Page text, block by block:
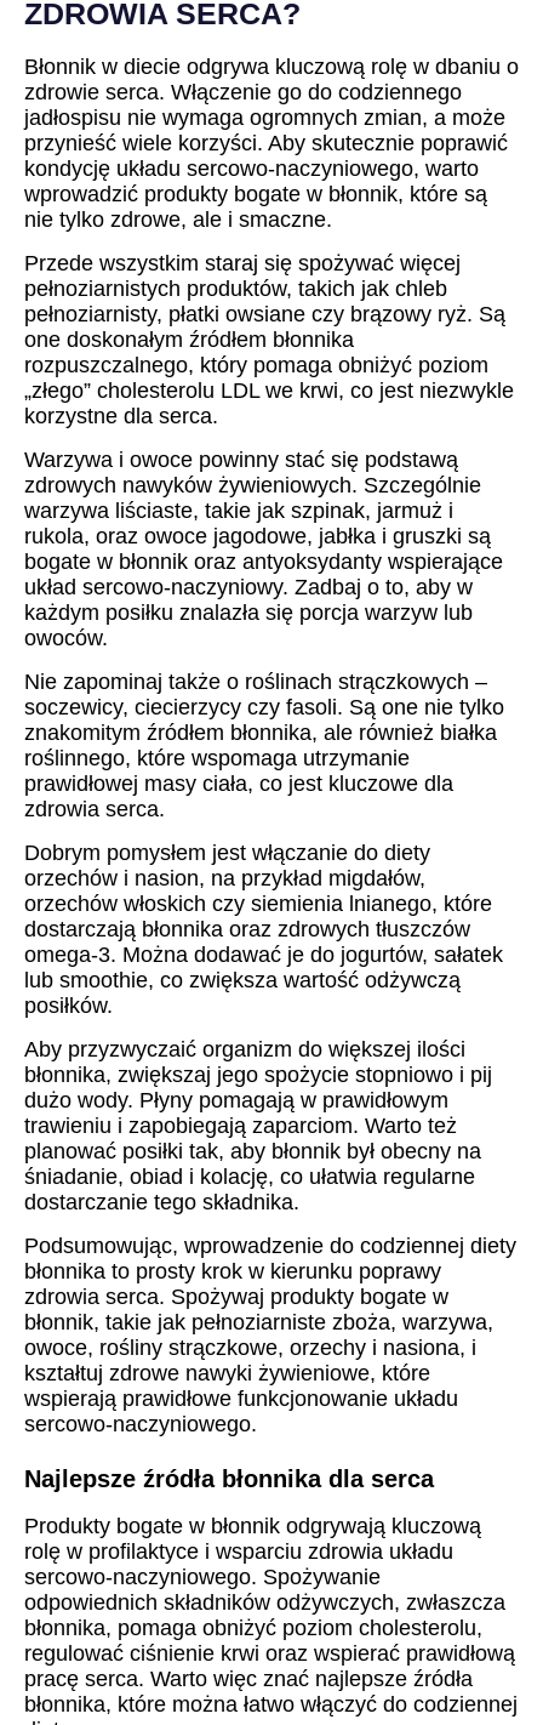
ZDROWIA SERCA?
Błonnik w diecie odgrywa kluczową rolę w dbaniu o
zdrowie serca. Włączenie go do codziennego
jadłospisu nie wymaga ogromnych zmian, a może
przynieść wiele korzyści. Aby skutecznie poprawić
kondycję układu sercowo-naczyniowego, warto
wprowadzić produkty bogate w błonnik, które są
nie tylko zdrowe, ale i smaczne.
Przede wszystkim staraj się spożywać więcej
pełnoziarnistych produktów, takich jak chleb
pełnoziarnisty, płatki owsiane czy brązowy ryż. Są
one doskonałym źródłem błonnika
rozpuszczalnego, który pomaga obniżyć poziom
„złego” cholesterolu LDL we krwi, co jest niezwykle
korzystne dla serca.
Warzywa i owoce powinny stać się podstawą
zdrowych nawyków żywieniowych. Szczególnie
warzywa liściaste, takie jak szpinak, jarmuż i
rukola, oraz owoce jagodowe, jabłka i gruszki są
bogate w błonnik oraz antyoksydanty wspierające
układ sercowo-naczyniowy. Zadbaj o to, aby w
każdym posiłku znalazła się porcja warzyw lub
owoców.
Nie zapominaj także o roślinach strączkowych –
soczewicy, ciecierzycy czy fasoli. Są one nie tylko
znakomitym źródłem błonnika, ale również białka
roślinnego, które wspomaga utrzymanie
prawidłowej masy ciała, co jest kluczowe dla
zdrowia serca.
Dobrym pomysłem jest włączanie do diety
orzechów i nasion, na przykład migdałów,
orzechów włoskich czy siemienia lnianego, które
dostarczają błonnika oraz zdrowych tłuszczów
omega-3. Można dodawać je do jogurtów, sałatek
lub smoothie, co zwiększa wartość odżywczą
posiłków.
Aby przyzwyczaić organizm do większej ilości
błonnika, zwiększaj jego spożycie stopniowo i pij
dużo wody. Płyny pomagają w prawidłowym
trawieniu i zapobiegają zaparciom. Warto też
planować posiłki tak, aby błonnik był obecny na
śniadanie, obiad i kolację, co ułatwia regularne
dostarczanie tego składnika.
Podsumowując, wprowadzenie do codziennej diety
błonnika to prosty krok w kierunku poprawy
zdrowia serca. Spożywaj produkty bogate w
błonnik, takie jak pełnoziarniste zboża, warzywa,
owoce, rośliny strączkowe, orzechy i nasiona, i
kształtuj zdrowe nawyki żywieniowe, które
wspierają prawidłowe funkcjonowanie układu
sercowo-naczyniowego.
Najlepsze źródła błonnika dla serca
Produkty bogate w błonnik odgrywają kluczową
rolę w profilaktyce i wsparciu zdrowia układu
sercowo-naczyniowego. Spożywanie
odpowiednich składników odżywczych, zwłaszcza
błonnika, pomaga obniżyć poziom cholesterolu,
regulować ciśnienie krwi oraz wspierać prawidłową
pracę serca. Warto więc znać najlepsze źródła
błonnika, które można łatwo włączyć do codziennej